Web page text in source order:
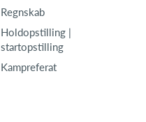
Regnskab
Holdopstilling |
startopstilling
Kampreferat